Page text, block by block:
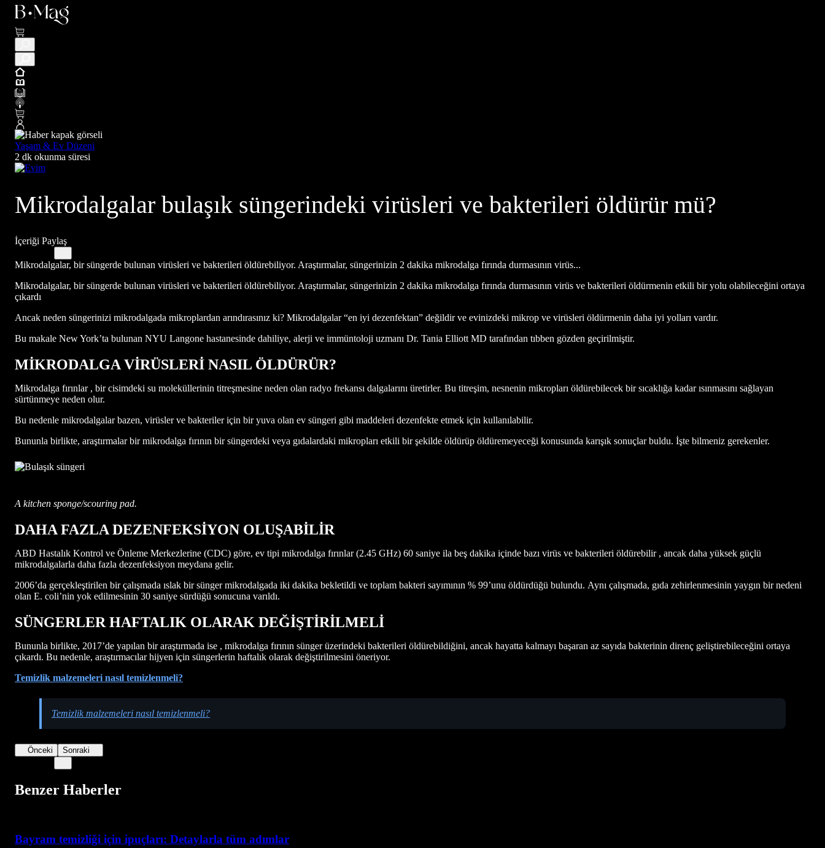
Yaşam & Ev Düzeni
2 dk okunma süresi
Mikrodalgalar bulaşık süngerindeki virüsleri ve bakterileri öldürür mü?
İçeriği Paylaş
Mikrodalgalar, bir süngerde bulunan virüsleri ve bakterileri öldürebiliyor. Araştırmalar, süngerinizin 2 dakika mikrodalga fırında durmasının virüs...
Mikrodalgalar, bir süngerde bulunan virüsleri ve bakterileri öldürebiliyor. Araştırmalar, süngerinizin 2 dakika mikrodalga fırında durmasının virüs ve bakterileri öldürmenin etkili bir yolu olabileceğini ortaya
çıkardı
Ancak neden süngerinizi mikrodalgada mikroplardan arındırasınız ki? Mikrodalgalar “en iyi dezenfektan” değildir ve evinizdeki mikrop ve virüsleri öldürmenin daha iyi yolları vardır.
Bu makale New York’ta bulunan NYU Langone hastanesinde dahiliye, alerji ve immüntoloji uzmanı Dr. Tania Elliott MD tarafından tıbben gözden geçirilmiştir.
MİKRODALGA VİRÜSLERİ NASIL ÖLDÜRÜR?
Mikrodalga fırınlar , bir cisimdeki su moleküllerinin titreşmesine neden olan radyo frekansı dalgalarını üretirler. Bu titreşim, nesnenin mikropları öldürebilecek bir sıcaklığa kadar ısınmasını sağlayan
sürtünmeye neden olur.
Bu nedenle mikrodalgalar bazen, virüsler ve bakteriler için bir yuva olan ev süngeri gibi maddeleri dezenfekte etmek için kullanılabilir.
Bununla birlikte, araştırmalar bir mikrodalga fırının bir süngerdeki veya gıdalardaki mikropları etkili bir şekilde öldürüp öldüremeyeceği konusunda karışık sonuçlar buldu. İşte bilmeniz gerekenler.
A kitchen sponge/scouring pad.
DAHA FAZLA DEZENFEKSİYON OLUŞABİLİR
ABD Hastalık Kontrol ve Önleme Merkezlerine (CDC) göre, ev tipi mikrodalga fırınlar (2.45 GHz) 60 saniye ila beş dakika içinde bazı virüs ve bakterileri öldürebilir , ancak daha yüksek güçlü
mikrodalgalarla daha fazla dezenfeksiyon meydana gelir.
2006’da gerçekleştirilen bir çalışmada ıslak bir sünger mikrodalgada iki dakika bekletildi ve toplam bakteri sayımının % 99’unu öldürdüğü bulundu. Aynı çalışmada, gıda zehirlenmesinin yaygın bir nedeni
olan E. coli’nin yok edilmesinin 30 saniye sürdüğü sonucuna varıldı.
SÜNGERLER HAFTALIK OLARAK DEĞİŞTİRİLMELİ
Bununla birlikte, 2017’de yapılan bir araştırmada ise , mikrodalga fırının sünger üzerindeki bakterileri öldürebildiğini, ancak hayatta kalmayı başaran az sayıda bakterinin direnç geliştirebileceğini ortaya
çıkardı. Bu nedenle, araştırmacılar hijyen için süngerlerin haftalık olarak değiştirilmesini öneriyor.
Temizlik malzemeleri nasıl temizlenmeli?
Temizlik malzemeleri nasıl temizlenmeli?
Önceki Sonraki
Benzer Haberler
Bayram temizliği için ipuçları: Detaylarla tüm adımlar